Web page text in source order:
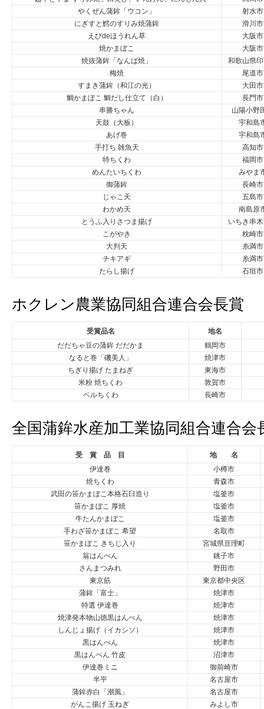
やくぜん蒲鉾「ウコン」
射水市
にぎすと鱈のすりみ焼蒲鉾
滑川市
えびdeほうれん草
大阪市
焼かまぼこ
大阪市
焼抜蒲鉾「なんば焼」
和歌山県
梅焼
尾道市
すまき蒲鉾（和江の光）
大田市
鯛かまぼこ 鯛だし仕立て（白）
長門市
串勝ちゃん
山陽小野
天鼓（大板）
宇和島
あげ巻
宇和島
手打ち 雑魚天
高知市
特ちくわ
福岡市
めんたいちくわ
みやま
御蒲鉾
長崎市
じゃこ天
五島市
わかめ天
南島原
とうふ入りさつま揚げ
いちき串
こがやき
枕崎市
大判天
糸満市
チキアギ
糸満市
たらし揚げ
石垣市
ホクレン農業協同組合連合会長賞
受賞品名 地名
だだちゃ豆の蒲鉾 だだかま
鶴岡市
なると巻「磯美人」
焼津市
ちぎり揚げ たまねぎ
東海市
米粉 焼ちくわ
敦賀市
ベルちくわ
長崎市
全国蒲鉾水産加工業協同組合連合会
受 賞 品 目 地 名
伊達巻
小樽市
焼ちくわ
青森市
武田の笹かまぼこ本格石臼造り
塩釜市
笹かまぼこ 厚焼
塩釜市
牛たんかまぼこ
塩釜市
手わざ笹かまぼこ 希望
名取市
笹かまぼこ きちじ入り
宮城県亘理町
翁はんぺん
銚子市
さんまつみれ
野田市
東京筋
東京都中央区
蒲鉾「富士」
焼津市
特選 伊達巻
焼津市
焼津発本物山徳黒はんぺん
焼津市
しんじょ揚げ（イカシソ）
焼津市
黒はんぺん
焼津市
黒はんぺん 竹皮
沼津市
伊達巻ミニ
御前崎市
半平
名古屋市
蒲鉾赤白「潮風」
名古屋市
がんこ揚げ 玉ねぎ
みよし市